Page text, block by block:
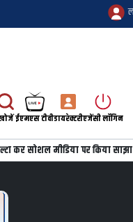
ईएमएस टीवीडायरेक्टरीएजेंसी लॉगिन
कर सोशल मीडिया पर किया साझा